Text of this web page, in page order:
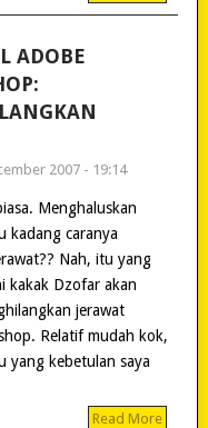
ADOBE
2007 - 19:14
Menghaluskan
kadang caranya
Nah, itu yang
kakak Dzofar akan
jerawat
Relatif mudah kok,
yang kebetulan saya
Read More